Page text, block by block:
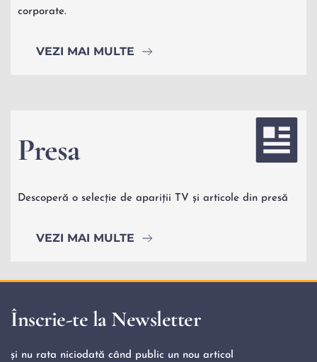
corporate.
VEZI MAI MULTE
Presa
Descoperă o selecție de apariții TV și articole din presă
VEZI MAI MULTE
Înscrie-te la Newsletter
și nu rata niciodată când public un nou articol